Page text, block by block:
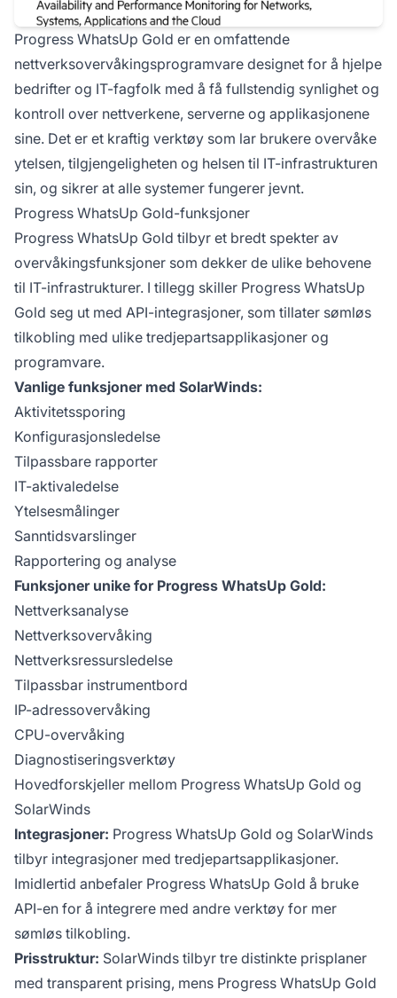
Progress WhatsUp Gold er en omfattende
nettverksovervåkingsprogramvare designet for å hjelpe
bedrifter og IT-fagfolk med å få fullstendig synlighet og
kontroll over nettverkene, serverne og applikasjonene
sine. Det er et kraftig verktøy som lar brukere overvåke
ytelsen, tilgjengeligheten og helsen til IT-infrastrukturen
sin, og sikrer at alle systemer fungerer jevnt.
Progress WhatsUp Gold-funksjoner
Progress WhatsUp Gold tilbyr et bredt spekter av
overvåkingsfunksjoner som dekker de ulike behovene
til IT-infrastrukturer. I tillegg skiller Progress WhatsUp
Gold seg ut med API-integrasjoner, som tillater sømløs
tilkobling med ulike tredjepartsapplikasjoner og
programvare.
Vanlige funksjoner med SolarWinds:
Aktivitetssporing
Konfigurasjonsledelse
Tilpassbare rapporter
IT-aktivaledelse
Ytelsesmålinger
Sanntidsvarslinger
Rapportering og analyse
Funksjoner unike for Progress WhatsUp Gold:
Nettverksanalyse
Nettverksovervåking
Nettverksressursledelse
Tilpassbar instrumentbord
IP-adressovervåking
CPU-overvåking
Diagnostiseringsverktøy
Hovedforskjeller mellom Progress WhatsUp Gold og
SolarWinds
Integrasjoner: Progress WhatsUp Gold og SolarWinds
tilbyr integrasjoner med tredjepartsapplikasjoner.
Imidlertid anbefaler Progress WhatsUp Gold å bruke
API-en for å integrere med andre verktøy for mer
sømløs tilkobling.
Prisstruktur: SolarWinds tilbyr tre distinkte prisplaner
med transparent prising, mens Progress WhatsUp Gold